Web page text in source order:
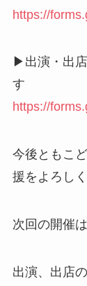
https://
▶出演・出
す
https://
今後ともこ
援をよろし
次回の開催
出演、出店